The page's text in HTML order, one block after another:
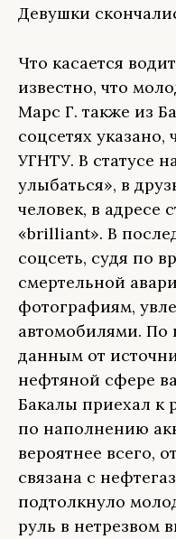
Девушки
Что касается
известно, что
Марс Г. также из
соцсетях
УГНТУ. В статусе
улыбаться», в
человек, в адресе
«brilliant». В
соцсеть, судя по
смертельной
фотографиям,
автомобилями. По
данным от
нефтяной сфере
Бакалы приехал к
по наполнению
вероятнее всего,
связана с
подтолкнуло
руль в нетрезвом